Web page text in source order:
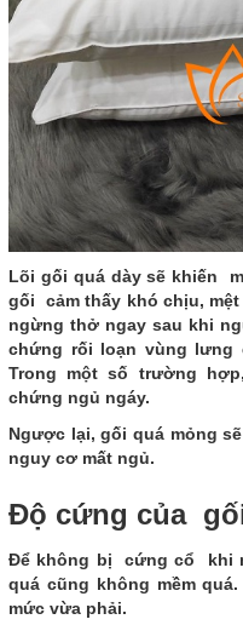
Lõi gối quá dày sẽ khiến
gối cảm thấy khó chịu,
ngừng thở ngay sau khi
chứng rối loạn vùng lưng
Trong một số trường
chứng ngủ ngáy.
Ngược lại, gối quá mỏng
nguy cơ mất ngủ.
Độ cứng của
Để không bị cứng cổ khi
quá cũng không mềm
mức vừa phải.